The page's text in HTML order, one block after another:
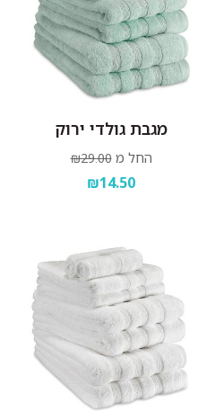
מגבת גולדי ירוק
החל מ ₪29.00
₪14.50